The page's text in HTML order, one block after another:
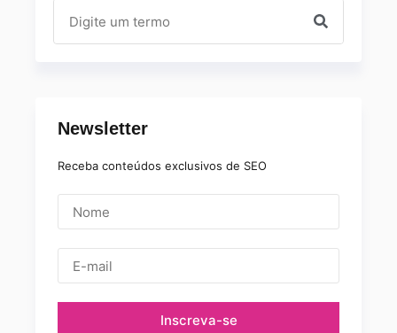
Newsletter
Receba conteúdos exclusivos de SEO
Inscreva-se